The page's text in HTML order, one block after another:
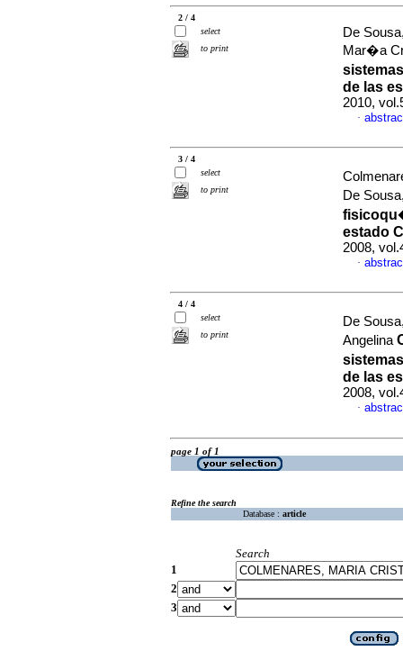
2 / 4
select
to print
De
Mar�a
de las
2010,
·
3 / 4
select
to print
De
estado
2008,
·
4 / 4
select
to print
De
Angelina
de las
2008,
·
page 1 of 1
Refine the search
Database : article
Search
1
2
3